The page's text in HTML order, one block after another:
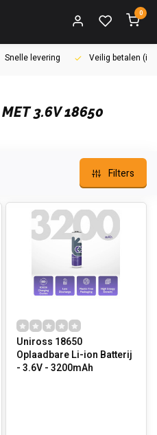
0
Snelle levering Veilig betalen
3.6V 18650
Filters
Uniross 18650
Oplaadbare Li-ion Batterij
- 3.6V - 3200mAh